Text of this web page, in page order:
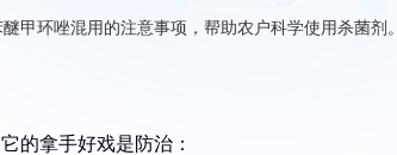
甲环唑混用的注意事项，帮助农户科学使用杀菌剂。
的拿手好戏是防治：